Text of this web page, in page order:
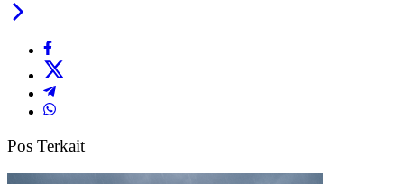
Pos Terkait